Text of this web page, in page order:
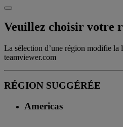
Veuillez choisir votre
La sélection d’une région modifie la
teamviewer.com
RÉGION SUGGÉRÉE
Americas